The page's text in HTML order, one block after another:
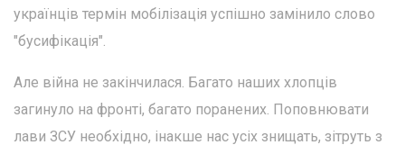
українців термін мобілізація успішно замінило слово
"бусифікація".
Але війна не закінчилася. Багато наших хлопців
загинуло на фронті, багато поранених. Поповнювати
лави ЗСУ необхідно, інакше нас усіх знищать, зітруть з